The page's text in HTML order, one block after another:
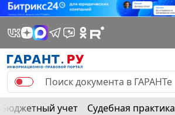
Бюджетный учет Судебная практика